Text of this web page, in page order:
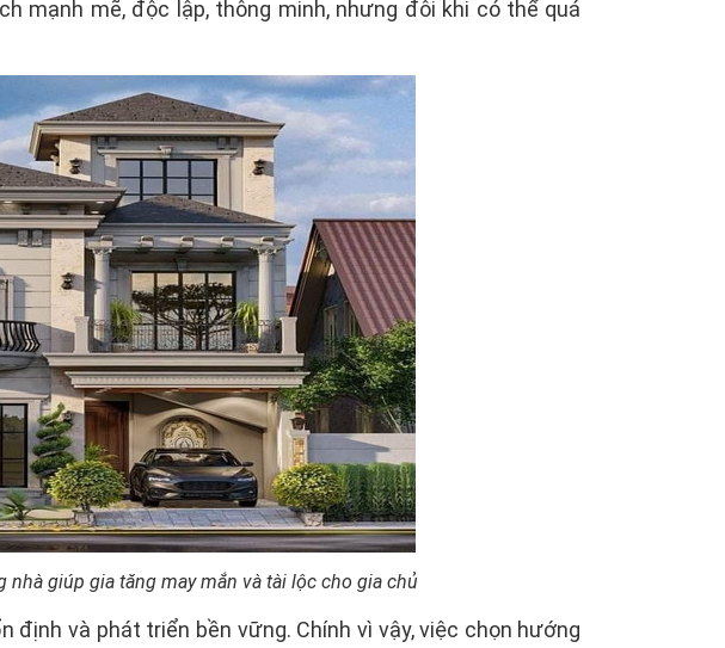
mạnh mẽ, độc lập, thông minh, nhưng đôi khi có thể quá
nhà giúp gia tăng may mắn và tài lộc cho gia chủ
và phát triển bền vững. Chính vì vậy, việc chọn hướng